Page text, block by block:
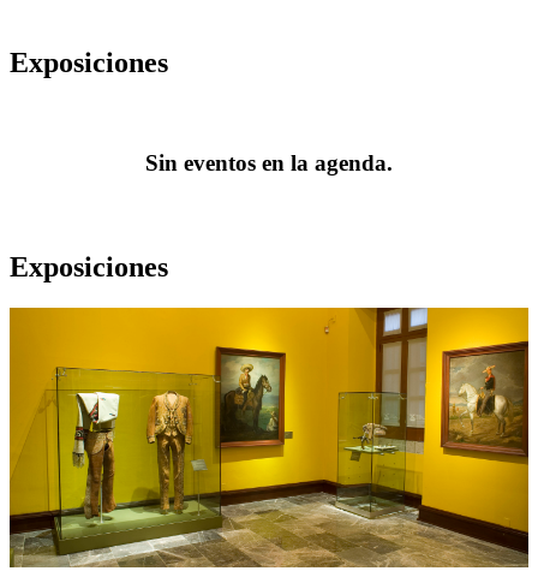
Exposiciones
Sin eventos en la agenda.
Exposiciones